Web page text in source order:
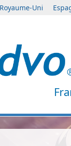
Royaume-Uni